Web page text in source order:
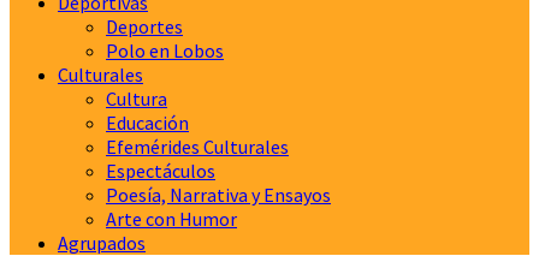
Deportes
Polo en Lobos
Culturales
Cultura
Educación
Efemérides Culturales
Espectáculos
Poesía, Narrativa y Ensayos
Arte con Humor
Agrupados